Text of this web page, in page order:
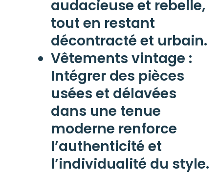
audacieuse et rebelle,
tout en restant
décontracté et urbain.
Vêtements vintage :
Intégrer des pièces
usées et délavées
dans une tenue
moderne renforce
l’authenticité et
l’individualité du style.